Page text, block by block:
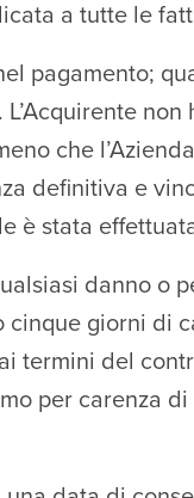
a tutte le
pagamento;
che
definitiva e
è stata
danno o
giorni di
termini del
per carenza